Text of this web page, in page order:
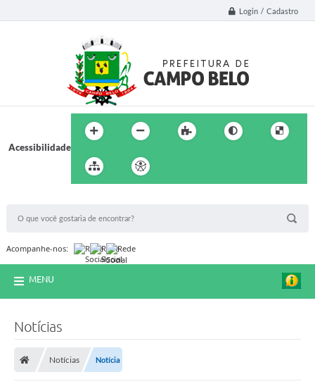
Login / Cadastro
Acessibilidade
Acompanhe-nos:
MENU
Notícias
Notícias Notícia